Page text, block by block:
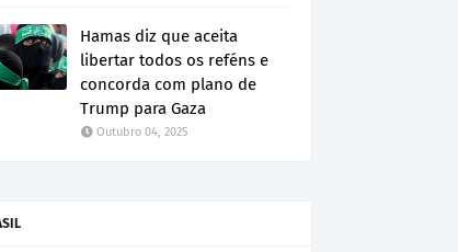
Hamas diz que aceita
libertar todos os reféns e
concorda com plano de
Trump para Gaza
Outubro 04, 2025